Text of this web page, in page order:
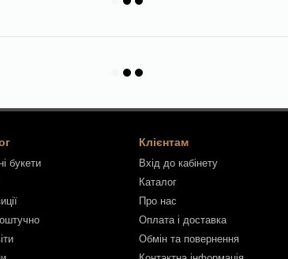
букети
Клієнтам
Вхід до кабінету
Каталог
Про нас
Оплата і доставка
Обмін та повернення